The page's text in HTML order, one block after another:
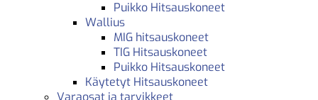
Puikko Hitsauskoneet
Wallius
MIG hitsauskoneet
TIG Hitsauskoneet
Puikko Hitsauskoneet
Käytetyt Hitsauskoneet
Varaosat ja tarvikkeet